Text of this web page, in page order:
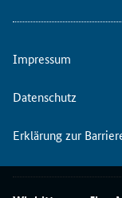
Impressum
Datenschutz
Erklärung zur